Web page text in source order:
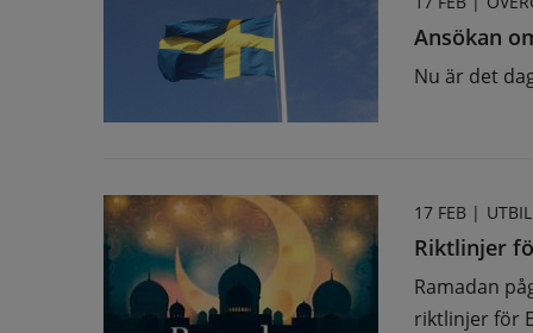
Ansökan
Nu är det
17 FEB |
Riktlinjer
Ramadan
riktlinjer för